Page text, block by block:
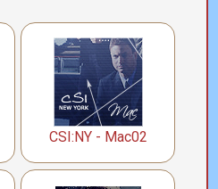
CSI:NY - Mac02